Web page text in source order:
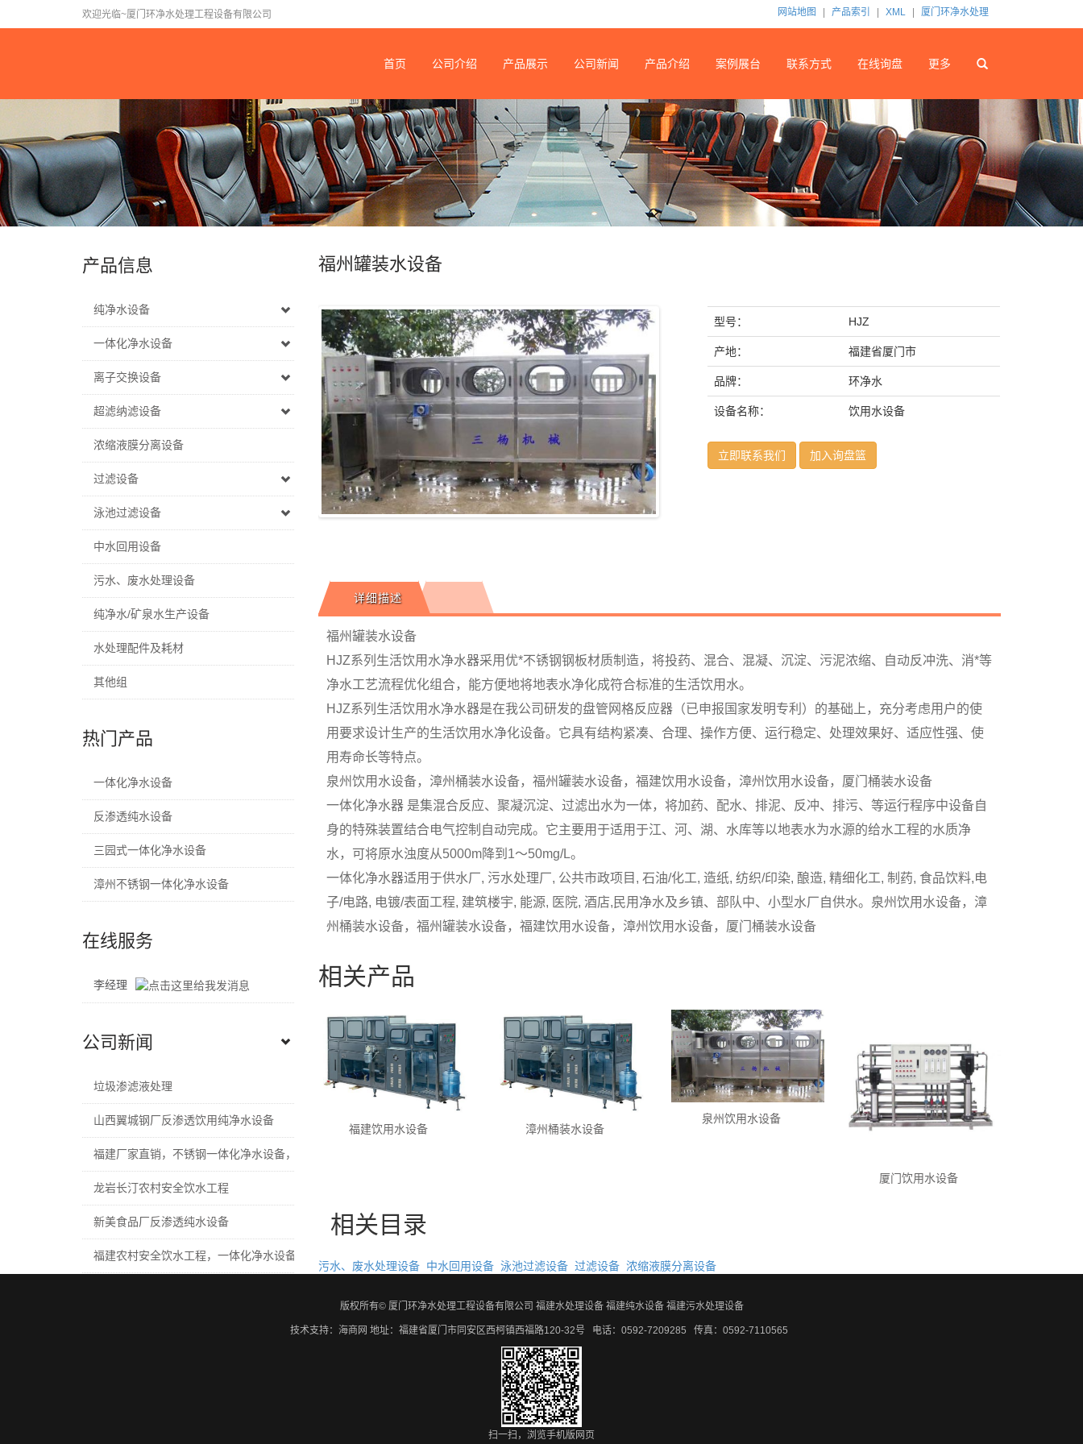
欢迎光临~厦门环净水处理工程设备有限公司 网站地图 产品索引 XML 厦门环净水处理
首页 公司介绍 产品展示 公司新闻 产品介绍 案例展台 联系方式 在线询盘 更多
产品信息
纯净水设备
一体化净水设备
离子交换设备
超滤纳滤设备
浓缩液膜分离设备
过滤设备
泳池过滤设备
中水回用设备
污水、废水处理设备
纯净水/矿泉水生产设备
水处理配件及耗材
其他组
热门产品
一体化净水设备
反渗透纯水设备
三园式一体化净水设备
漳州不锈钢一体化净水设备
在线服务
李经理
公司新闻
垃圾渗滤液处理
山西翼城钢厂反渗透饮用纯净水设备
福建厂家直销，不锈钢一体化净水设备，一体化净水器，生活饮用水设备
龙岩长汀农村安全饮水工程
新美食品厂反渗透纯水设备
福建农村安全饮水工程，一体化净水设备，井水过滤设备
福州罐装水设备
型号： HJZ
产地： 福建省厦门市
品牌： 环净水
设备名称： 饮用水设备
立即联系我们 加入询盘篮
详细描述
福州罐装水设备
HJZ系列生活饮用水净水器采用优*不锈钢钢板材质制造，将投药、混合、混凝、沉淀、污泥浓缩、自动反冲洗、消*等
净水工艺流程优化组合，能方便地将地表水净化成符合标准的生活饮用水。
HJZ系列生活饮用水净水器是在我公司研发的盘管网格反应器（已申报国家发明专利）的基础上，充分考虑用户的使
用要求设计生产的生活饮用水净化设备。它具有结构紧凑、合理、操作方便、运行稳定、处理效果好、适应性强、使
用寿命长等特点。
泉州饮用水设备，漳州桶装水设备，福州罐装水设备，福建饮用水设备，漳州饮用水设备，厦门桶装水设备
一体化净水器 是集混合反应、聚凝沉淀、过滤出水为一体，将加药、配水、排泥、反冲、排污、等运行程序中设备自
身的特殊装置结合电气控制自动完成。它主要用于适用于江、河、湖、水库等以地表水为水源的给水工程的水质净
水，可将原水浊度从5000m降到1～50mg/L。
一体化净水器适用于供水厂, 污水处理厂, 公共市政项目, 石油/化工, 造纸, 纺织/印染, 酿造, 精细化工, 制药, 食品饮料,电
子/电路, 电镀/表面工程, 建筑楼宇, 能源, 医院, 酒店,民用净水及乡镇、部队中、小型水厂自供水。泉州饮用水设备，漳
州桶装水设备，福州罐装水设备，福建饮用水设备，漳州饮用水设备，厦门桶装水设备
相关产品
福建饮用水设备 漳州桶装水设备
泉州饮用水设备
厦门饮用水设备
相关目录
污水、废水处理设备 中水回用设备 泳池过滤设备 过滤设备 浓缩液膜分离设备
版权所有© 厦门环净水处理工程设备有限公司 福建水处理设备 福建纯水设备 福建污水处理设备
技术支持： 海商网 地址：福建省厦门市同安区西柯镇西福路120-32号 电话：0592-7209285 传真：0592-7110565
扫一扫，浏览手机版网页